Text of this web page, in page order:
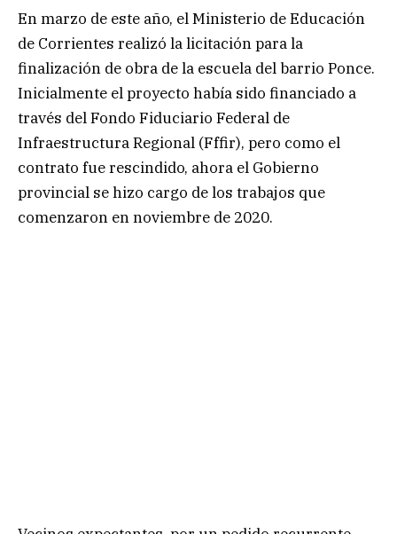
En marzo de este año, el Ministerio de Educación
de Corrientes realizó la licitación para la
finalización de obra de la escuela del barrio Ponce.
Inicialmente el proyecto había sido financiado a
través del Fondo Fiduciario Federal de
Infraestructura Regional (Fffir), pero como el
contrato fue rescindido, ahora el Gobierno
provincial se hizo cargo de los trabajos que
comenzaron en noviembre de 2020.